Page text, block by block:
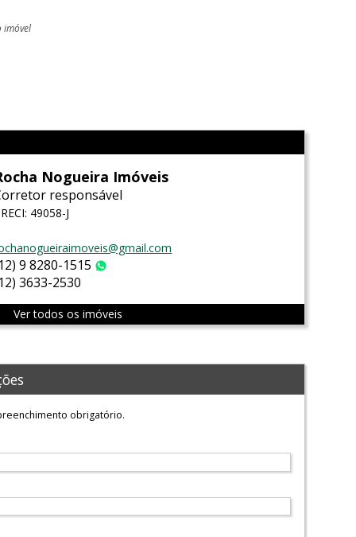
imóvel
Nogueira Imóveis
responsável
49058-J
9 8280-1515
3633-2530
Ver todos os imóveis
obrigatório.